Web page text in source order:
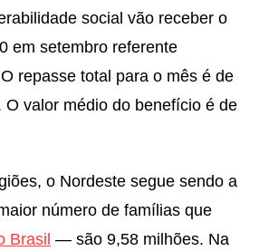
social vão receber o
em setembro referente
repasse total para o mês é de
O valor médio do benefício é de
o Nordeste segue sendo a
número de famílias que
Brasil — são 9,58 milhões. Na